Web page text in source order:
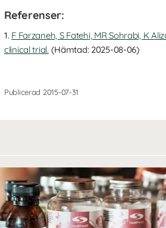
Referenser:
1. F Farzaneh, S Fatehi, MR Sohrabi, K
clinical trial. (Hämtad: 2025-08-06)
Publicerad 2015-07-31